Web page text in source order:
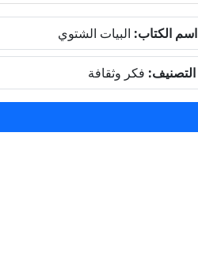
اسم الكتاب: البيات الشتوي
التصنيف: فكر وثقافة